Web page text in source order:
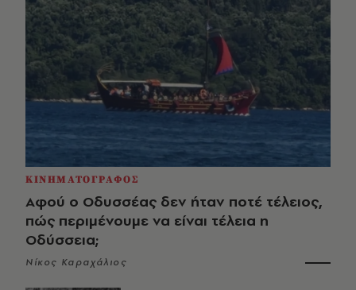
ΚΙΝΗΜΑΤΟΓΡΑΦΟΣ
Αφού ο Οδυσσέας δεν ήταν ποτέ τέλειος,
πώς περιμένουμε να είναι τέλεια η
Οδύσσεια;
Νίκος Καραχάλιος